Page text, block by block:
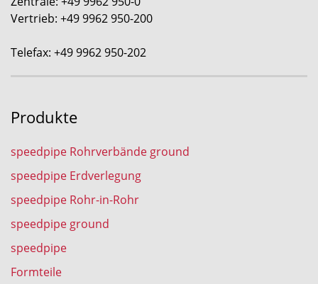
Vertrieb: +49 9962 950-200
Telefax: +49 9962 950-202
Produkte
speedpipe Rohrverbände ground
speedpipe Erdverlegung
speedpipe Rohr-in-Rohr
speedpipe ground
speedpipe
Formteile